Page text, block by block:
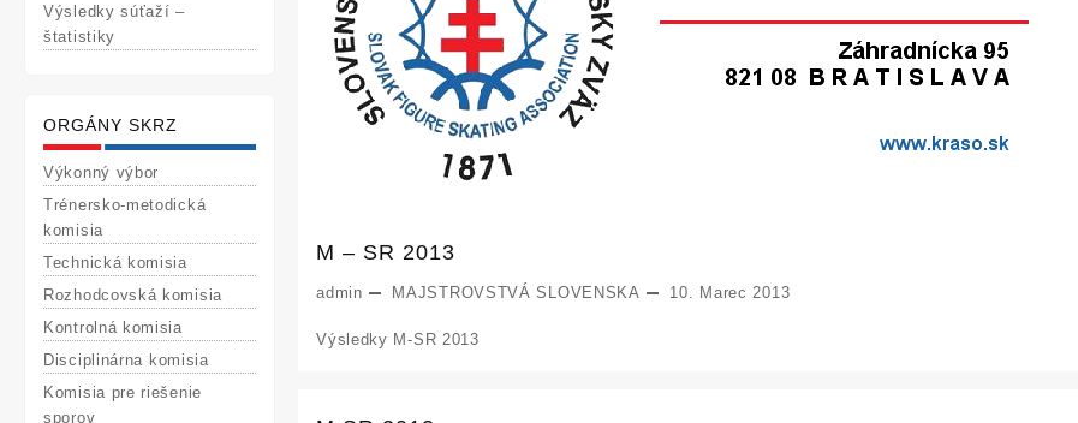
Výsledky súťaží –
štatistiky
ORGÁNY SKRZ
Výkonný výbor
Trénersko-metodická
komisia
Technická komisia
Rozhodcovská komisia
Kontrolná komisia
Disciplinárna komisia
Komisia pre riešenie
sporov
M – SR 2013
admin MAJSTROVSTVÁ SLOVENSKA 10. Marec 2013
Výsledky M-SR 2013